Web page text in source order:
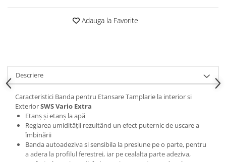
Adauga la Favorite
Descriere
Caracteristici Banda pentru Etansare Tamplarie la interior si
ExteriorSWS Vario Extra
Etanș și etanș la apă
Reglarea umidității rezultând un efect puternic de uscare a
îmbinării
Banda autoadeziva si sensibila la presiune pe o parte, pentru
a adera la profilul ferestrei, iar pe cealalta parte adeziva,